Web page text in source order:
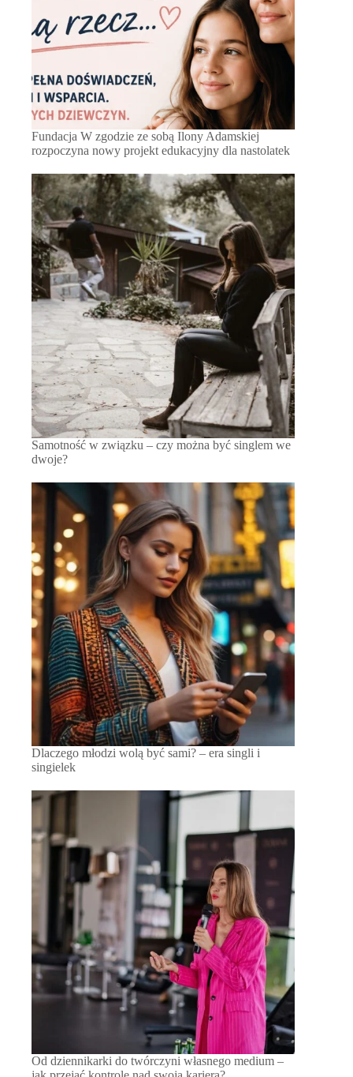
Fundacja W zgodzie ze sobą Ilony Adamskiej
rozpoczyna nowy projekt edukacyjny dla nastolatek
Samotność w związku – czy można być singlem we
dwoje?
Dlaczego młodzi wolą być sami? – era singli i
singielek
Od dziennikarki do twórczyni własnego medium –